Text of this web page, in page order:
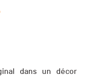
dans un décor